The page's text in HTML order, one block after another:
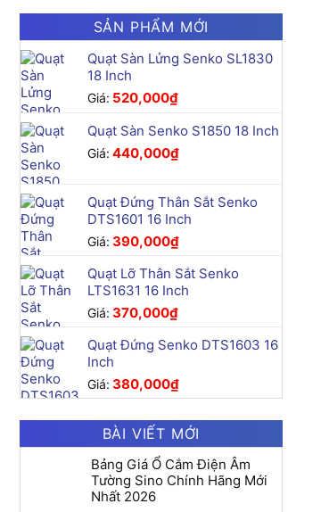
SẢN PHẨM MỚI
Quạt Sàn Lửng Senko SL1830
18 Inch
Giá: 520,000₫
Quạt Sàn Senko S1850 18 Inch
Giá: 440,000₫
Quạt Đứng Thân Sắt Senko
DTS1601 16 Inch
Giá: 390,000₫
Quạt Lỡ Thân Sắt Senko
LTS1631 16 Inch
Giá: 370,000₫
Quạt Đứng Senko DTS1603 16
Inch
Giá: 380,000₫
BÀI VIẾT MỚI
Bảng Giá Ổ Cắm Điện Âm
Tường Sino Chính Hãng Mới
Nhất 2026